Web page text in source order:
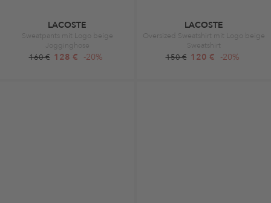
LACOSTE
Sweatpants mit Logo beige
Jogginghose
160 € 128 € -20%
LACOSTE
Oversized Sweatshirt mit Logo beige
Sweatshirt
150 € 120 € -20%